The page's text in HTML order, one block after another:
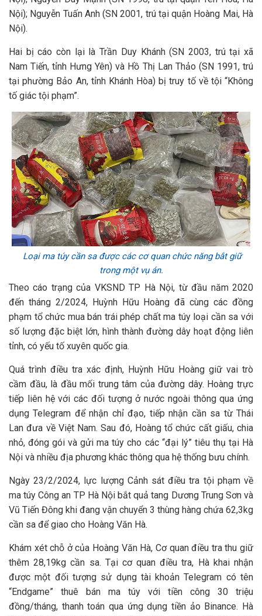
Nội); Nguyễn Tuấn Anh (SN 2001, trú tại quận Hoàng Mai, Hà
Nội).
Hai bị cáo còn lại là Trần Duy Khánh (SN 2003, trú tại xã
Nam Tiến, tỉnh Hưng Yên) và Hồ Thị Lan Thảo (SN 1991, trú
tại phường Bảo An, tỉnh Khánh Hòa) bị truy tố về tội “Không
tố giác tội phạm”.
Loại ma túy cần sa được các cơ quan chức năng bắt giữ
trong một vụ án.
Theo cáo trạng của VKSND TP Hà Nội, từ đầu năm 2020
đến tháng 2/2024, Huỳnh Hữu Hoàng đã cùng các đồng
phạm tổ chức mua bán trái phép chất ma túy loại cần sa với
số lượng đặc biệt lớn, hình thành đường dây hoạt động liên
tỉnh, có yếu tố xuyên quốc gia.
Quá trình điều tra xác định, Huỳnh Hữu Hoàng giữ vai trò
cầm đầu, là đầu mối trung tâm của đường dây. Hoàng trực
tiếp liên hệ với các đối tượng ở nước ngoài thông qua ứng
dụng Telegram để nhận chỉ đạo, tiếp nhận cần sa từ Thái
Lan đưa về Việt Nam. Sau đó, Hoàng tổ chức cất giấu, chia
nhỏ, đóng gói và gửi ma túy cho các “đại lý” tiêu thụ tại Hà
Nội và nhiều địa phương khác thông qua hệ thống bưu chính.
Ngày 23/2/2024, lực lượng Cảnh sát điều tra tội phạm về
ma túy Công an TP Hà Nội bắt quả tang Dương Trung Sơn và
Vũ Tiến Đông khi đang vận chuyển 3 thùng hàng chứa 62,3kg
cần sa để giao cho Hoàng Văn Hà.
Khám xét chỗ ở của Hoàng Văn Hà, Cơ quan điều tra thu giữ
thêm 28,19kg cần sa. Tại cơ quan điều tra, Hà khai nhận
được một đối tượng sử dụng tài khoản Telegram có tên
“Endgame” thuê bán ma túy với tiền công 30 triệu
đồng/tháng, thanh toán qua ứng dụng tiền ảo Binance. Hà